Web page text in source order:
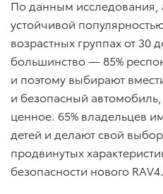
По данным исследования,
устойчивой
возрастных группах от
большинство — 85%
и поэтому выбирают
и безопасный
ценное. 65% владельцев
детей и делают свой
продвинутых
безопасности нового RAV4.